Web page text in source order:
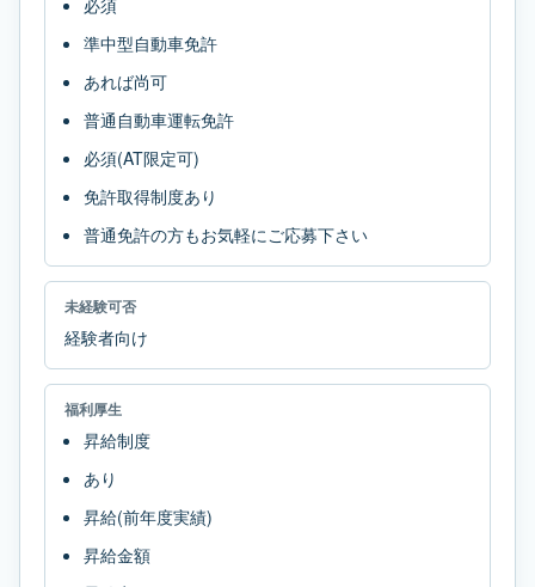
必須
準中型自動車免許
あれば尚可
普通自動車運転免許
必須(AT限定可)
免許取得制度あり
普通免許の方もお気軽にご応募下さい
未経験可否
経験者向け
福利厚生
昇給制度
あり
昇給(前年度実績)
昇給金額